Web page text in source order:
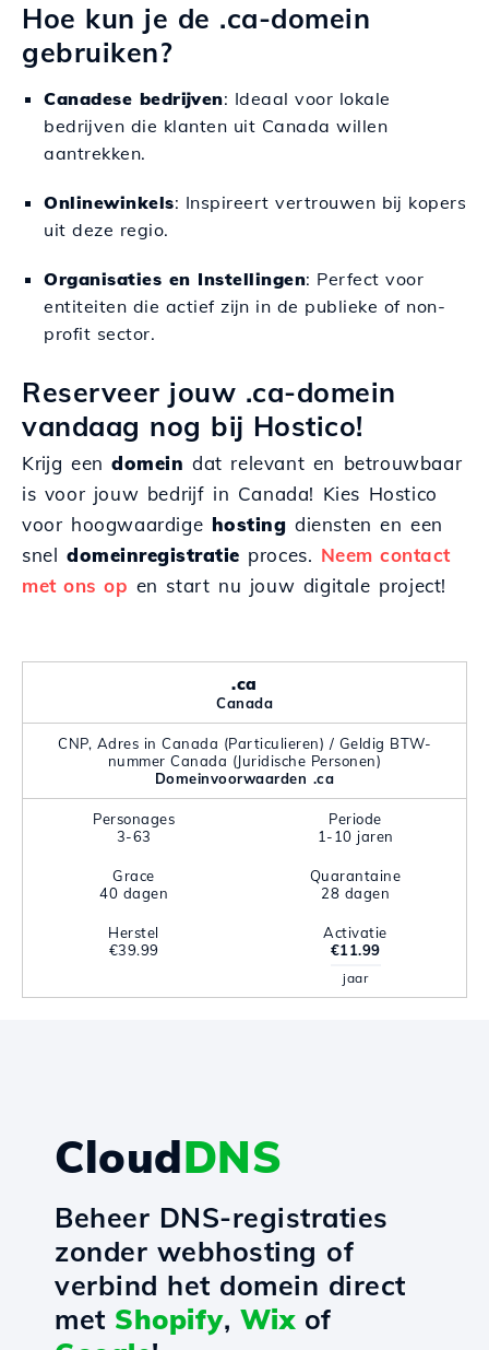
Hoe kun je de .ca-domein
gebruiken?
Canadese bedrijven: Ideaal voor lokale
bedrijven die klanten uit Canada willen
aantrekken.
Onlinewinkels: Inspireert vertrouwen bij kopers
uit deze regio.
Organisaties en Instellingen: Perfect voor
entiteiten die actief zijn in de publieke of non-
profit sector.
Reserveer jouw .ca-domein
vandaag nog bij Hostico!
Krijg eendomein dat relevant en betrouwbaar
is voor jouw bedrijf in Canada! Kies Hostico
voor hoogwaardige hosting diensten en een
snel domeinregistratie proces. Neem contact
met ons op en start nu jouw digitale project!
.ca
Canada
CNP, Adres in Canada (Particulieren) / Geldig BTW-
nummer Canada (Juridische Personen)
Domeinvoorwaarden .ca
Personages
3-63
Periode
1-10 jaren
Grace
40 dagen
Quarantaine
28 dagen
Herstel
€39.99
Activatie
€11.99
jaar
CloudDNS
Beheer DNS-registraties
zonder webhosting of
verbind het domein direct
met Shopify, Wixof